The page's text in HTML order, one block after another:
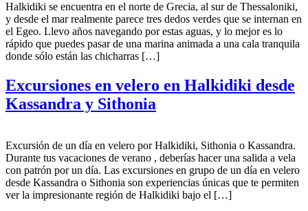
Halkidiki se encuentra en el norte de Grecia, al sur de Thessaloniki,
y desde el mar realmente parece tres dedos verdes que se internan en
el Egeo. Llevo años navegando por estas aguas, y lo mejor es lo
rápido que puedes pasar de una marina animada a una cala tranquila
donde sólo están las chicharras […]
Excursiones en velero en Halkidiki desde
Kassandra y Sithonia
Excursión de un día en velero por Halkidiki, Sithonia o Kassandra.
Durante tus vacaciones de verano , deberías hacer una salida a vela
con patrón por un día. Las excursiones en grupo de un día en velero
desde Kassandra o Sithonia son experiencias únicas que te permiten
ver la impresionante región de Halkidiki bajo el […]